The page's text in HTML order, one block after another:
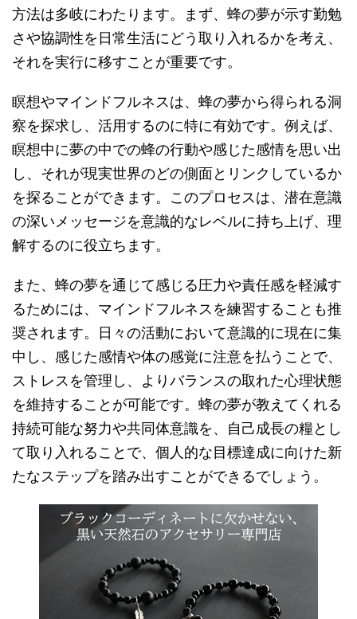
方法は多岐にわたります。まず、蜂の夢が示す勤勉
さや協調性を日常生活にどう取り入れるかを考え、
それを実行に移すことが重要です。
瞑想やマインドフルネスは、蜂の夢から得られる洞
察を探求し、活用するのに特に有効です。例えば、
瞑想中に夢の中での蜂の行動や感じた感情を思い出
し、それが現実世界のどの側面とリンクしているか
を探ることができます。このプロセスは、潜在意識
の深いメッセージを意識的なレベルに持ち上げ、理
解するのに役立ちます。
また、蜂の夢を通じて感じる圧力や責任感を軽減す
るためには、マインドフルネスを練習することも推
奨されます。日々の活動において意識的に現在に集
中し、感じた感情や体の感覚に注意を払うことで、
ストレスを管理し、よりバランスの取れた心理状態
を維持することが可能です。蜂の夢が教えてくれる
持続可能な努力や共同体意識を、自己成長の糧とし
て取り入れることで、個人的な目標達成に向けた新
たなステップを踏み出すことができるでしょう。